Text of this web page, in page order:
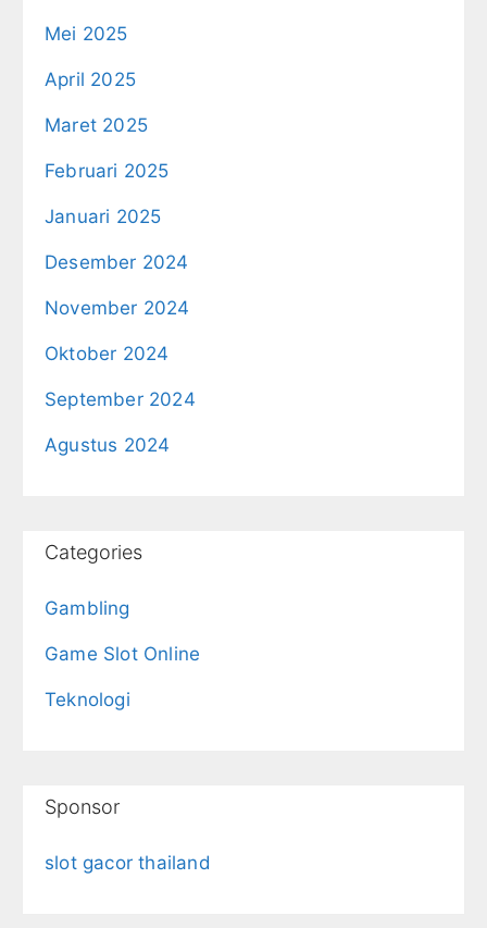
Mei 2025
April 2025
Maret 2025
Februari 2025
Januari 2025
Desember 2024
November 2024
Oktober 2024
September 2024
Agustus 2024
Categories
Gambling
Game Slot Online
Teknologi
Sponsor
slot gacor thailand